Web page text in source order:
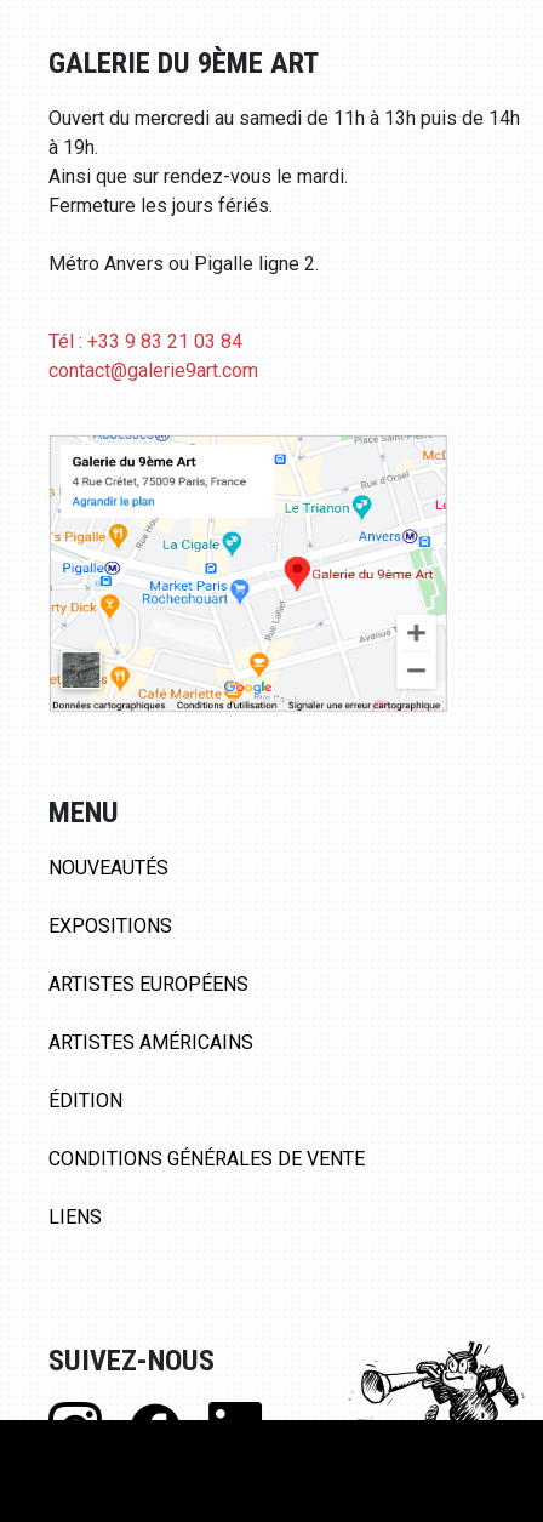
GALERIE DU 9ÈME ART
Ouvert du mercredi au samedi de 11h à 13h puis de 14h
à 19h.
Ainsi que sur rendez-vous le mardi.
Fermeture les jours fériés.
Métro Anvers ou Pigalle ligne 2.
Tél : +33 9 83 21 03 84
contact@galerie9art.com
MENU
NOUVEAUTÉS
EXPOSITIONS
ARTISTES EUROPÉENS
ARTISTES AMÉRICAINS
ÉDITION
CONDITIONS GÉNÉRALES DE VENTE
LIENS
SUIVEZ-NOUS